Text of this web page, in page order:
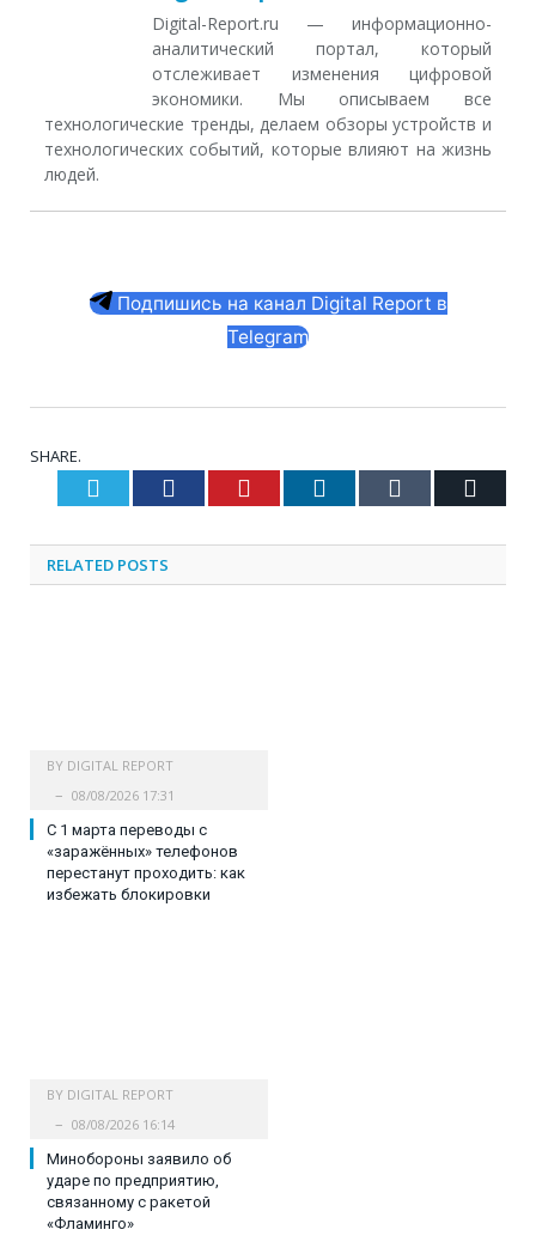
Digital-Report.ru — информационно-
аналитический портал, который
отслеживает изменения цифровой
экономики. Мы описываем все
технологические тренды, делаем обзоры устройств и
технологических событий, которые влияют на жизнь
людей.
Подпишись на канал Digital Report в
Telegram
SHARE.
Twitter Facebook Pinterest LinkedIn Tumblr
RELATED POSTS
BY DIGITAL REPORT
08/08/2026 17:31
С 1 марта переводы с
«заражённых» телефонов
перестанут проходить: как
избежать блокировки
BY DIGITAL REPORT
08/08/2026 16:14
Минобороны заявило об
ударе по предприятию,
связанному с ракетой
«Фламинго»